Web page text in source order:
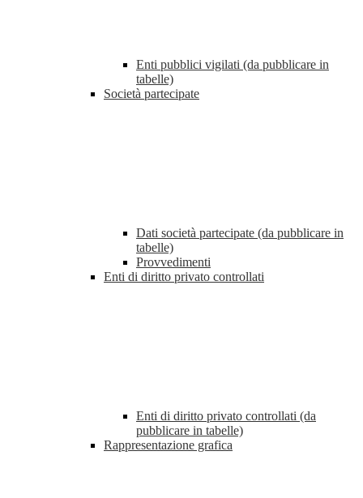
Enti pubblici vigilati (da pubblicare in
tabelle)
Società partecipate
Dati società partecipate (da pubblicare in
tabelle)
Provvedimenti
Enti di diritto privato controllati
Enti di diritto privato controllati (da
pubblicare in tabelle)
Rappresentazione grafica